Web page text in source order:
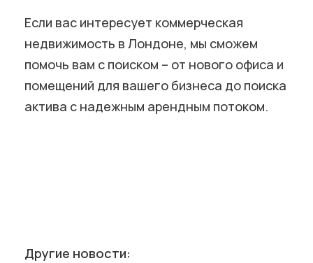
Если вас интересует коммерческая
недвижимость в Лондоне, мы сможем
помочь вам с поиском – от нового офиса и
помещений для вашего бизнеса до поиска
актива с надежным арендным потоком.
Другие новости: